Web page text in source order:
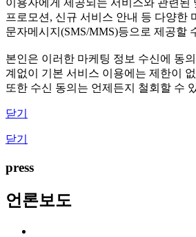
이용자에게 제공되는 서비스와 관련된
프로모션, 신규 서비스 안내 등 다양한
문자메시지(SMS/MMS)등으로 제공할
본인은 이러한 마케팅 정보 수신에 동
계없이 기본 서비스 이용에는 제한이
또한 수신 동의는 언제든지 철회할 수
닫기
닫기
press
언론보도